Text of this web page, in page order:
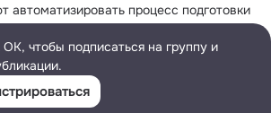
автоматизировать процесс подготовки
единообразие оформления и экономя
мы расскажем, как создать и
в Word.
документа, содержащая заранее
чтобы подписаться на группу и